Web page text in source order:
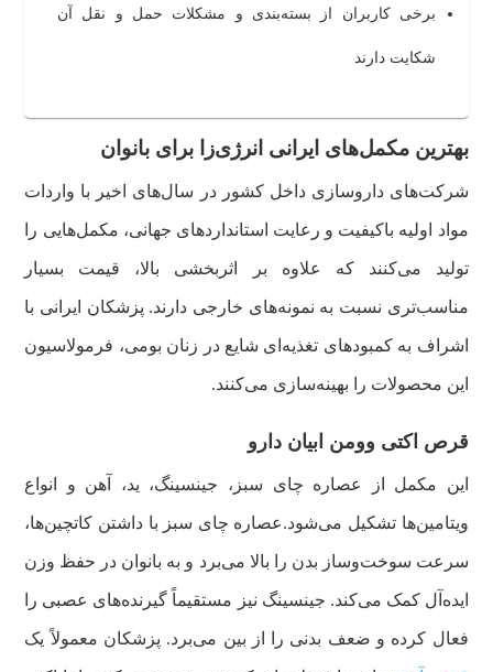
برخی کاربران از بسته‌بندی و مشکلات حمل و نقل آن
شکایت دارند
بهترین مکمل‌های ایرانی انرژی‌زا برای بانوان
شرکت‌های داروسازی داخل کشور در سال‌های اخیر با واردات
مواد اولیه باکیفیت و رعایت استانداردهای جهانی، مکمل‌هایی را
تولید می‌کنند که علاوه بر اثربخشی بالا، قیمت بسیار
مناسب‌تری نسبت به نمونه‌های خارجی دارند. پزشکان ایرانی با
اشراف به کمبودهای تغذیه‌ای شایع در زنان بومی، فرمولاسیون
این محصولات را بهینه‌سازی می‌کنند.
قرص اکتی وومن ابیان دارو
این مکمل از عصاره چای سبز، جینسینگ، ید، آهن و انواع
ویتامین‌ها تشکیل می‌شود.عصاره چای سبز با داشتن کاتچین‌ها،
سرعت سوخت‌وساز بدن را بالا می‌برد و به بانوان در حفظ وزن
ایده‌آل کمک می‌کند. جینسینگ نیز مستقیماً گیرنده‌های عصبی را
فعال کرده و ضعف بدنی را از بین می‌برد. پزشکان معمولاً یک